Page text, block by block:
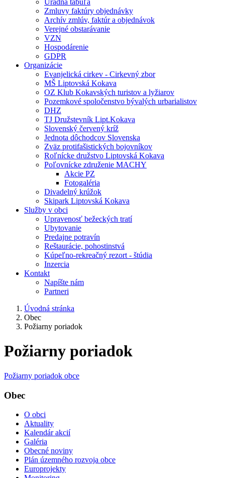
Úradná tabuľa
Zmluvy faktúry objednávky
Archív zmlúv, faktúr a objednávok
Verejné obstarávanie
VZN
Hospodárenie
GDPR
Organizácie
Evanjelická cirkev - Cirkevný zbor
MŠ Liptovská Kokava
OZ Klub Kokavských turistov a lyžiarov
Pozemkové spoločenstvo bývalých urbarialistov
DHZ
TJ Družstevník Lipt.Kokava
Slovenský červený kríž
Jednota dôchodcov Slovenska
Zväz protifašistických bojovníkov
Roľnícke družstvo Liptovská Kokava
Poľovnícke združenie MACHY
Akcie PZ
Fotogaléria
Divadelný krúžok
Skipark Liptovská Kokava
Služby v obci
Upravenosť bežeckých tratí
Ubytovanie
Predajne potravín
Reštaurácie, pohostinstvá
Kúpeľno-rekreačný rezort - štúdia
Inzercia
Kontakt
Napíšte nám
Partneri
Úvodná stránka
Obec
Požiarny poriadok
Požiarny poriadok
Požiarny poriadok obce
Obec
O obci
Aktuality
Kalendár akcií
Galéria
Obecné noviny
Plán územného rozvoja obce
Europrojekty